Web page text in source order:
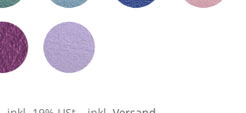
Petrol Hellblau